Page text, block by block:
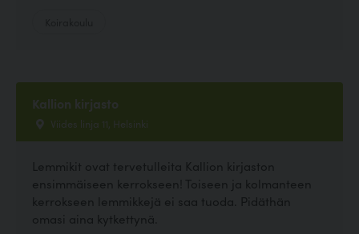
Kallion kirjasto
Viides linja 11, Helsinki
Lemmikit ovat tervetulleita Kallion kirjaston
ensimmäiseen kerrokseen! Toiseen ja kolmanteen
kerrokseen lemmikkejä ei saa tuoda. Pidäthän
omasi aina kytkettynä.